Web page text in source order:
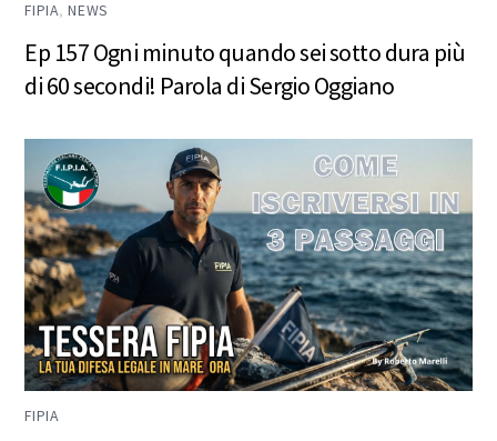
FIPIA,NEWS
Ep 157 Ogni minuto quando sei sotto dura più
di 60 secondi! Parola di Sergio Oggiano
FIPIA